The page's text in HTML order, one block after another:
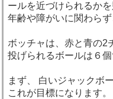
ールを近づけられるか
年齢や障がいに関わら
ボッチャは、赤と青の2
投げられるボールは６
まず、 白いジャックボ
これが目標になります。